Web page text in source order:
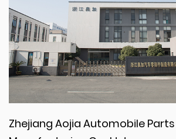
Zhejiang Aojia Automobile Parts